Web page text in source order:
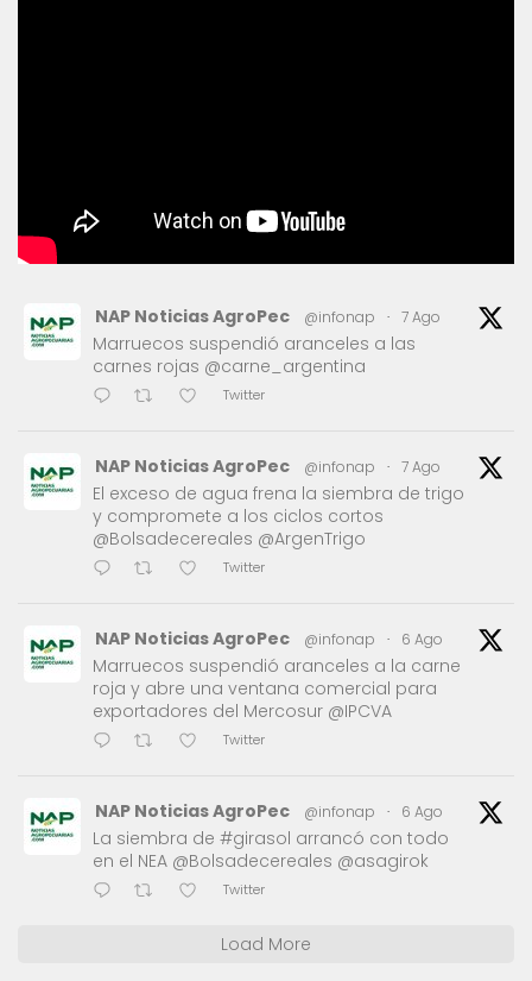
NAP Noticias AgroPec @infonap · 7 Ago
Marruecos suspendió aranceles a las
carnes rojas @carne_argentina
Twitter
NAP Noticias AgroPec @infonap · 7 Ago
El exceso de agua frena la siembra de trigo
y compromete a los ciclos cortos
@Bolsadecereales @ArgenTrigo
Twitter
NAP Noticias AgroPec @infonap · 6 Ago
Marruecos suspendió aranceles a la carne
roja y abre una ventana comercial para
exportadores del Mercosur @IPCVA
Twitter
NAP Noticias AgroPec @infonap · 6 Ago
La siembra de #girasol arrancó con todo
en el NEA @Bolsadecereales @asagirok
Twitter
Load More